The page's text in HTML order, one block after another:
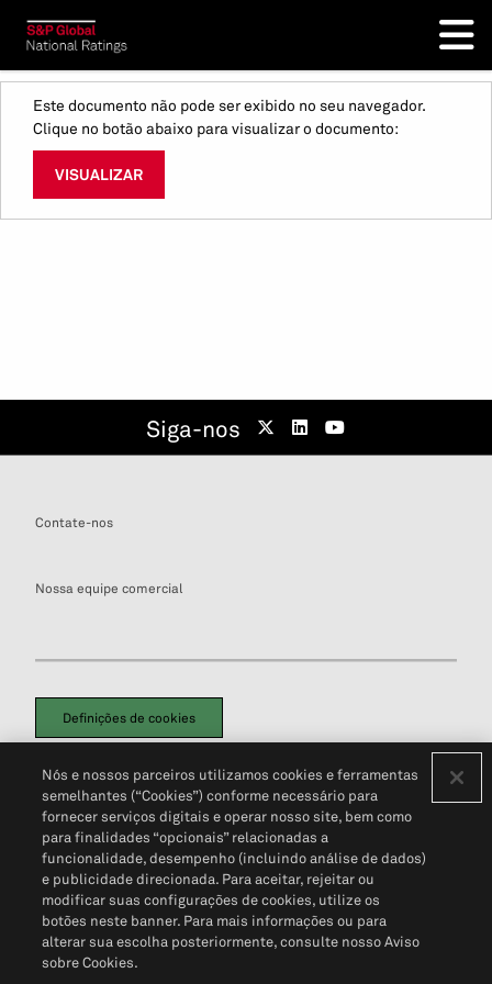
Este documento não pode ser exibido no seu navegador.
Clique no botão abaixo para visualizar o documento:
VISUALIZAR
Siga-nos
Contate-nos
Nossa equipe comercial
Definições de cookies
Política de PrivacidadePortal de privacidade do cliente (em inglês)
Não Venda Minhas Informações Pessoais© 2026 S&P Global
Nós e nossos parceiros utilizamos cookies e ferramentas
semelhantes (“Cookies”) conforme necessário para
fornecer serviços digitais e operar nosso site, bem como
para finalidades “opcionais” relacionadas a
funcionalidade, desempenho (incluindo análise de dados)
e publicidade direcionada. Para aceitar, rejeitar ou
modificar suas configurações de cookies, utilize os
botões neste banner. Para mais informações ou para
alterar sua escolha posteriormente, consulte nosso Aviso
sobre Cookies.